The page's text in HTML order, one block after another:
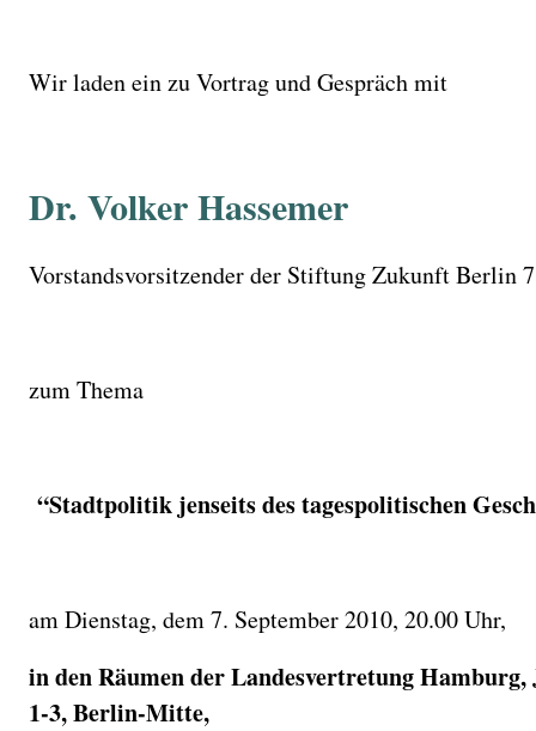
Wir laden ein zu Vortrag und Gespräch mit
Dr. Volker Hassemer
Vorstandsvorsitzender der Stiftung Zukunft Berlin 7
zum Thema
“Stadtpolitik jenseits des tagespolitischen
am Dienstag, dem 7. September 2010, 20.00 Uhr,
in den Räumen der Landesvertretung Hamburg,
1-3, Berlin-Mitte,